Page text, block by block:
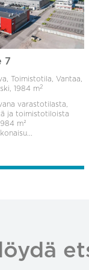
7
Toimistotila, Vantaa,
1984 m2
varastotilasta,
ja toimistotiloista
m²